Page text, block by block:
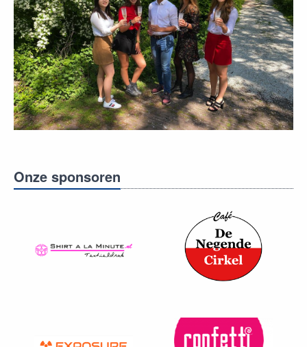
Onze sponsoren